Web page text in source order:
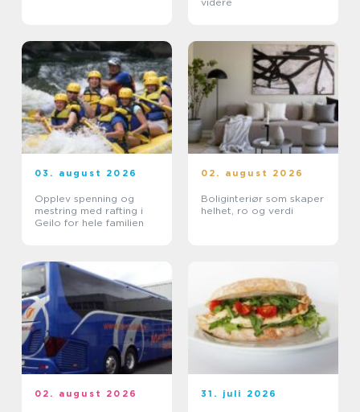
03. august 2026
Opplev spenning og
mestring med rafting i
Geilo for hele familien
02. august 2026
Boliginteriør som skaper
helhet, ro og verdi
02. august 2026 31. juli 2026